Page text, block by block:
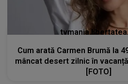
Cum arată Carmen Brumă la
mâncat desert zilnic în
[FOTO]